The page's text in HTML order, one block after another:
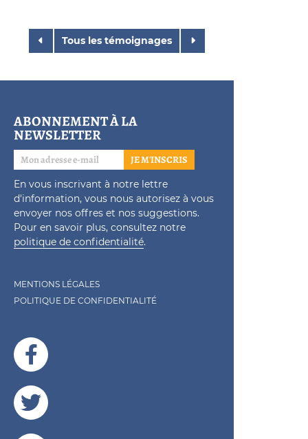
Tous les témoignages
ABONNEMENT À LA
NEWSLETTER
JE M'INSCRIS
En vous inscrivant à notre lettre
d'information, vous nous autorisez à vous
envoyer nos offres et nos suggestions.
Pour en savoir plus, consultez notre
politique de confidentialité.
MENTIONS LÉGALES
POLITIQUE DE CONFIDENTIALITÉ